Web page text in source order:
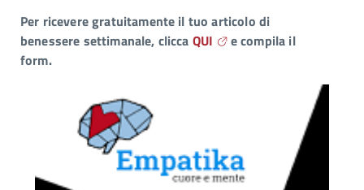
Per ricevere gratuitamente il tuo articolo di
benessere settimanale, clicca QUI
e compila il
form.